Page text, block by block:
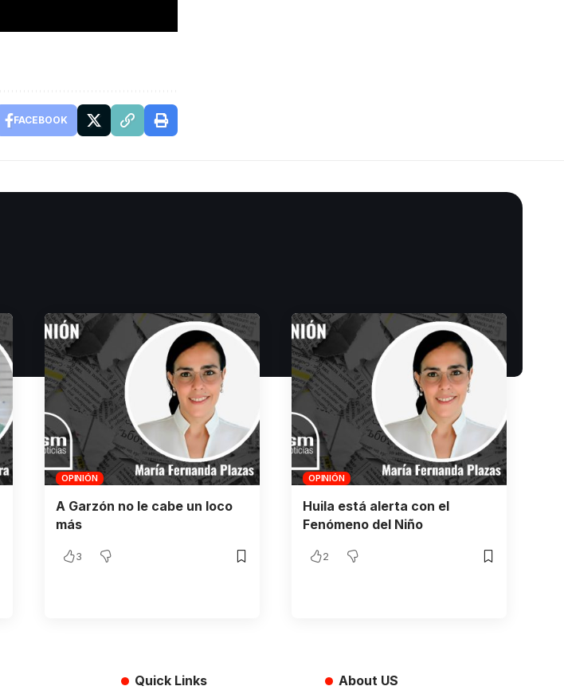
FACEBOOK
OPINIÓN
A Garzón no le cabe un loco
más
3
OPINIÓN
Huila está alerta con el
Fenómeno del Niño
2
Quick Links About US